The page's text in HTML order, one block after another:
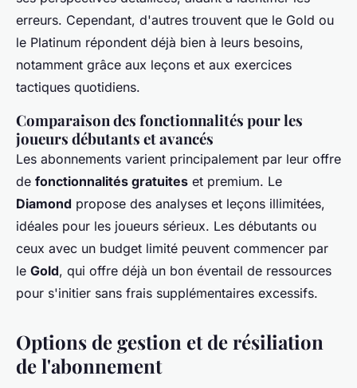
erreurs. Cependant, d'autres trouvent que le Gold ou
le Platinum répondent déjà bien à leurs besoins,
notamment grâce aux leçons et aux exercices
tactiques quotidiens.
Comparaison des fonctionnalités pour les
joueurs débutants et avancés
Les abonnements varient principalement par leur offre
de fonctionnalités gratuites et premium. Le
Diamond propose des analyses et leçons illimitées,
idéales pour les joueurs sérieux. Les débutants ou
ceux avec un budget limité peuvent commencer par
le Gold, qui offre déjà un bon éventail de ressources
pour s'initier sans frais supplémentaires excessifs.
Options de gestion et de résiliation
de l'abonnement